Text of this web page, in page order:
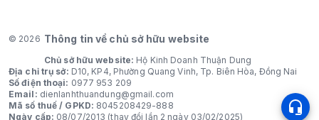
© 2026 Thông tin về chủ sở hữu website
Chủ sở hữu website: Hộ Kinh Doanh Thuận Dung
Địa chỉ trụ sở: D10, KP4, Phường Quang Vinh, Tp. Biên Hòa, Đồng Nai
Số điện thoại: 0977 953 209
Email: dienlanhthuandung@gmail.com
Mã số thuế / GPKD: 8045208429-888
Ngày cấp: 08/07/2013 (thay đổi lần 2 ngày 03/02/2025)